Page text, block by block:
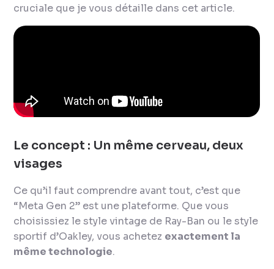
cruciale que je vous détaille dans cet article.
Le concept : Un même cerveau, deux
visages
Ce qu’il faut comprendre avant tout, c’est que
“Meta Gen 2” est une plateforme. Que vous
choisissiez le style vintage de Ray-Ban ou le style
sportif d’Oakley, vous achetez exactement la
même technologie.